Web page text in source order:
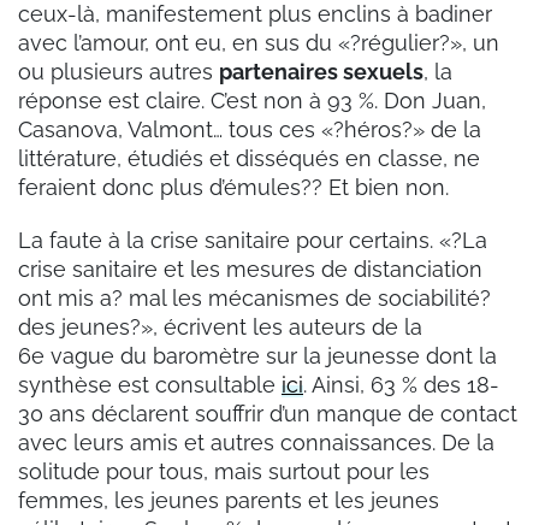
ceux-là, manifestement plus enclins à badiner
avec l’amour, ont eu, en sus du «?régulier?», un
ou plusieurs autres partenaires sexuels, la
réponse est claire. C’est non à 93 %. Don Juan,
Casanova, Valmont… tous ces «?héros?» de la
littérature, étudiés et disséqués en classe, ne
feraient donc plus d’émules?? Et bien non.
La faute à la crise sanitaire pour certains. «?La
crise sanitaire et les mesures de distanciation
ont mis a? mal les mécanismes de sociabilité?
des jeunes?», écrivent les auteurs de la
6e vague du baromètre sur la jeunesse dont la
synthèse est consultable ici. Ainsi, 63 % des 18-
30 ans déclarent souffrir d’un manque de contact
avec leurs amis et autres connaissances. De la
solitude pour tous, mais surtout pour les
femmes, les jeunes parents et les jeunes